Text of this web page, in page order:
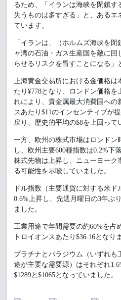
るため、「イランは海峡を閉鎖す
失うものは多すぎる」と、あるエ
ています。
「イランは、（ホルムズ海峡を
ャ湾の石油・ガス生産国を敵に回
らせるリスクを冒すことになる」
上海黄金交易所における金価格
たり¥778となり、ロンドン価格を
れにより、貴金属最大消費国への
スあたり$11のインセンティブが
戻り、歴史的平均の$8を上回って
一方、欧州の株式市場はロンドン
し、欧州主要600種指数は0.2%下
株式先物は上昇し、ニューヨーク
る可能性を示唆していました。
ドル指数（主要通貨に対する米
0.6%上昇し、先週月曜日の3年ぶ
ました。
工業用途で年間需要の約60%を占
トロイオンスあたり$36.16となり
プラチナとパラジウム（いずれも
途が主要な需要源）はそれぞれ
$1289と$1065となっていました。